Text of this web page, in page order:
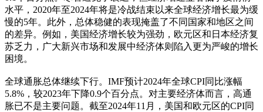
水平，2020年至2024年将是冷战结束以来全球经济增长最为缓
慢的5年。此外，总体稳健的表现掩盖了不同国家和地区之间
的差异。例如，美国经济增长较为强劲，欧元区和日本经济复
苏乏力，广大新兴市场和发展中经济体则陷入更为严峻的增长
困境。
全球通胀总体继续下行。IMF预计2024年全球CPI同比涨幅
5.8%，较2023年下降0.9个百分点。对主要经济体而言，高通
胀已不是主要问题。截至2024年11月，美国和欧元区的CPI同